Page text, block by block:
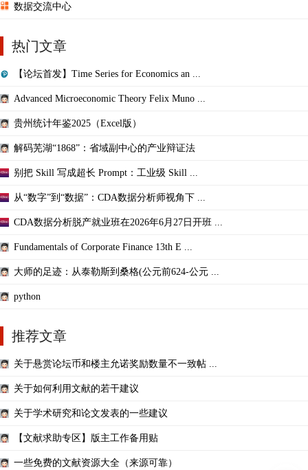
数据交流中心
热门文章
【论坛首发】Time Series for Economics an ...
Advanced Microeconomic Theory Felix Muno ...
贵州统计年鉴2025（Excel版）
解码芜湖“1868”：省域副中心的产业辩证法
别把 Skill 写成超长 Prompt：工业级 Skill ...
从“数字”到“数据”：CDA数据分析师视角下 ...
CDA数据分析脱产就业班在2026年6月27日开班 ...
Fundamentals of Corporate Finance 13th E ...
大师的足迹：从泰勒斯到桑格(公元前624-公元 ...
python
推荐文章
关于悬赏论坛币和楼主允诺奖励数量不一致帖 ...
关于如何利用文献的若干建议
关于学术研究和论文发表的一些建议
【文献求助专区】版主工作备用贴
一些免费的文献资源大全（来源可靠）